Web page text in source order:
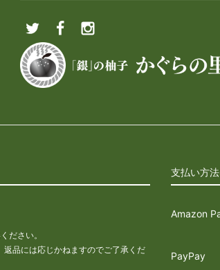
ださい。
品には応じかねますのでご了承くだ
支払い方
Amazon
PayPay